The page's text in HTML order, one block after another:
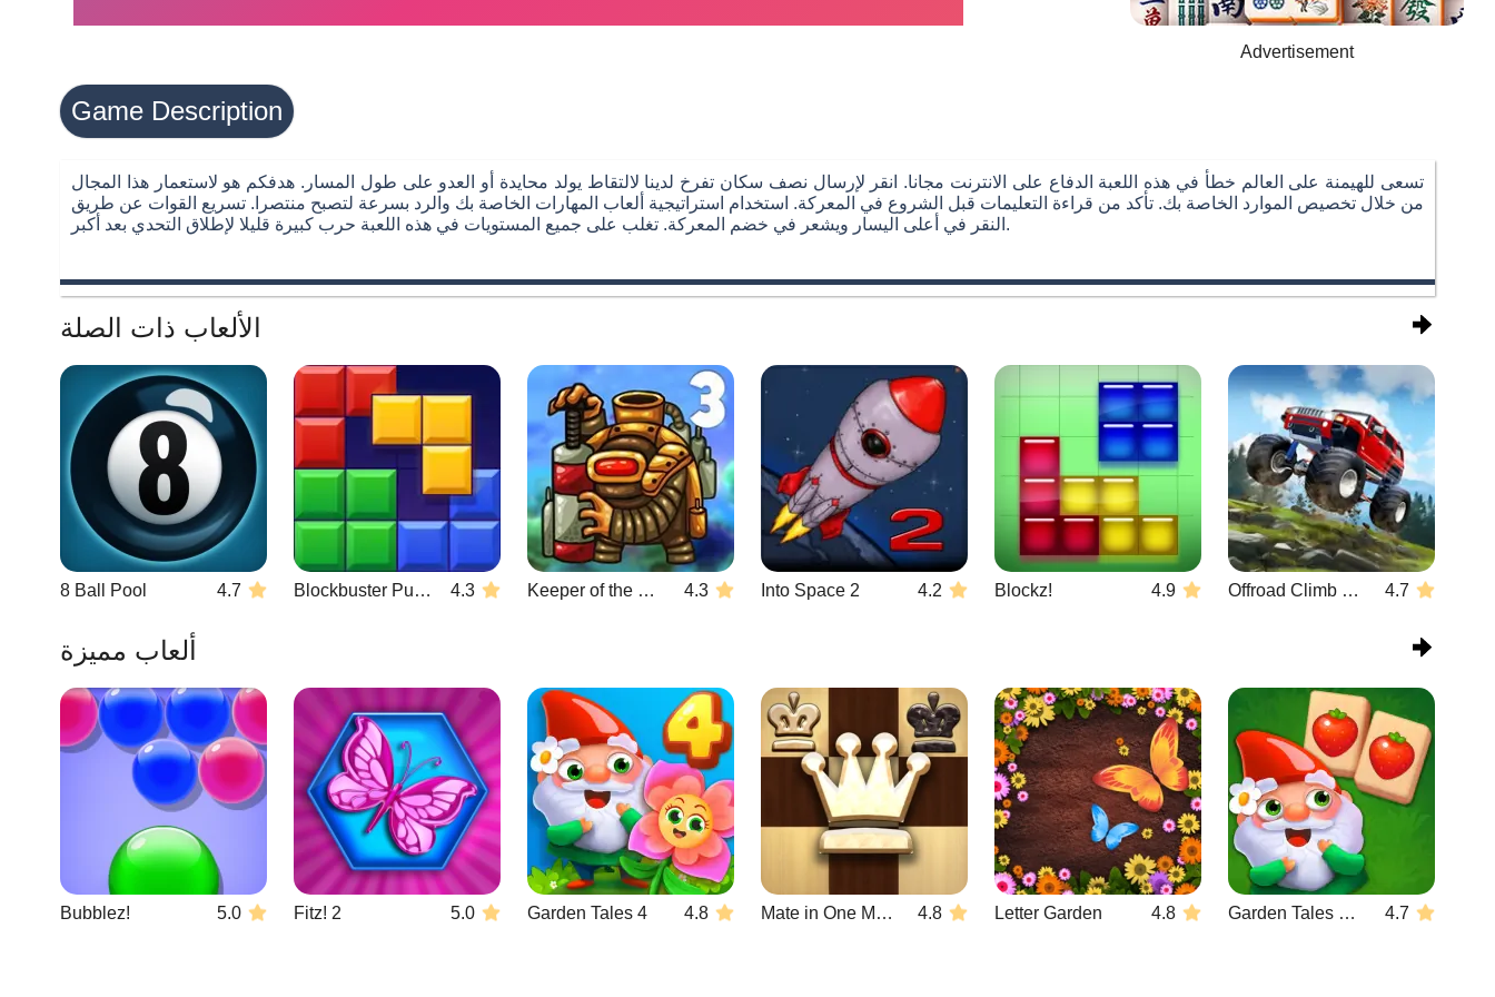
Advertisement
Game Description
تسعى للهيمنة على العالم خطأ في هذه اللعبة الدفاع على الانترنت مجانا. انقر لإرسال نصف سكان تفرخ لدينا لالتقاط يولد محايدة أو العدو على طول المسار. هدفكم هو لاستعمار هذا المجال
من خلال تخصيص الموارد الخاصة بك. تأكد من قراءة التعليمات قبل الشروع في المعركة. استخدام استراتيجية ألعاب المهارات الخاصة بك والرد بسرعة لتصبح منتصرا. تسريع القوات عن طريق
النقر في أعلى اليسار ويشعر في خضم المعركة. تغلب على جميع المستويات في هذه اللعبة حرب كبيرة قليلا لإطلاق التحدي بعد أكبر.
الألعاب ذات الصلة
8 Ball Pool 4.7 Blockbuster Puzzle 4.3 Keeper of the Grove 3 4.3 Into Space 2 4.2 Blockz! 4.9 Offroad Climb 4x4 4.7
ألعاب مميزة
Bubblez! 5.0 Fitz! 2 5.0 Garden Tales 4 4.8 Mate in One Move 4.8 Letter Garden 4.8 Garden Tales Mahjong 4.7